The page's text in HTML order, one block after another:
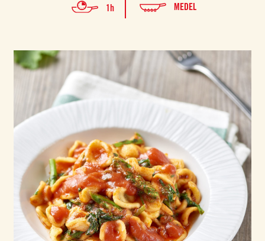
1h MEDEL